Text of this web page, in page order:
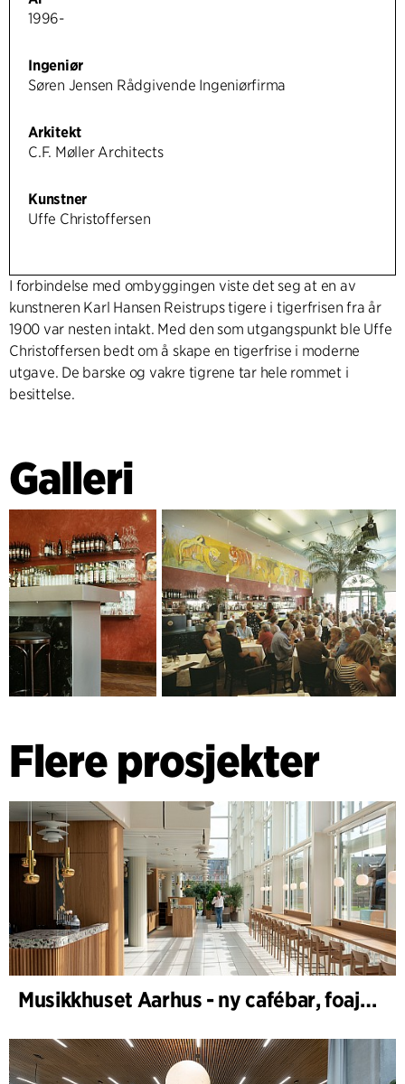
1996-
Ingeniør
Søren Jensen Rådgivende Ingeniørfirma
Arkitekt
C.F. Møller Architects
Kunstner
Uffe Christoffersen
I forbindelse med ombyggingen viste det seg at en av
kunstneren Karl Hansen Reistrups tigere i tigerfrisen fra år
1900 var nesten intakt. Med den som utgangspunkt ble Uffe
Christoffersen bedt om å skape en tigerfrise i moderne
utgave. De barske og vakre tigrene tar hele rommet i
besittelse.
Galleri
Flere prosjekter
Musikkhuset Aarhus - ny cafébar, foajébar & garderobe